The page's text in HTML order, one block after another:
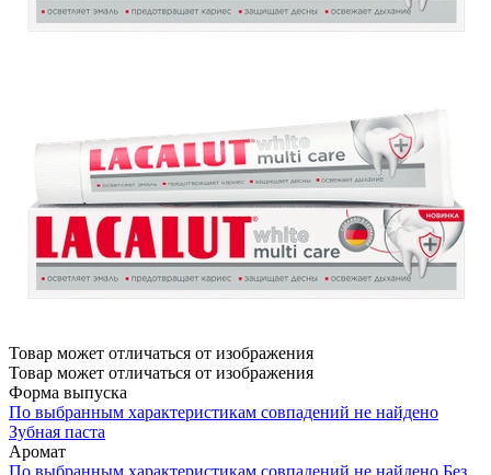
Товар может отличаться от изображения
Товар может отличаться от изображения
Форма выпуска
По выбранным характеристикам совпадений не найдено
Зубная паста
Аромат
По выбранным характеристикам совпадений не найдено Без